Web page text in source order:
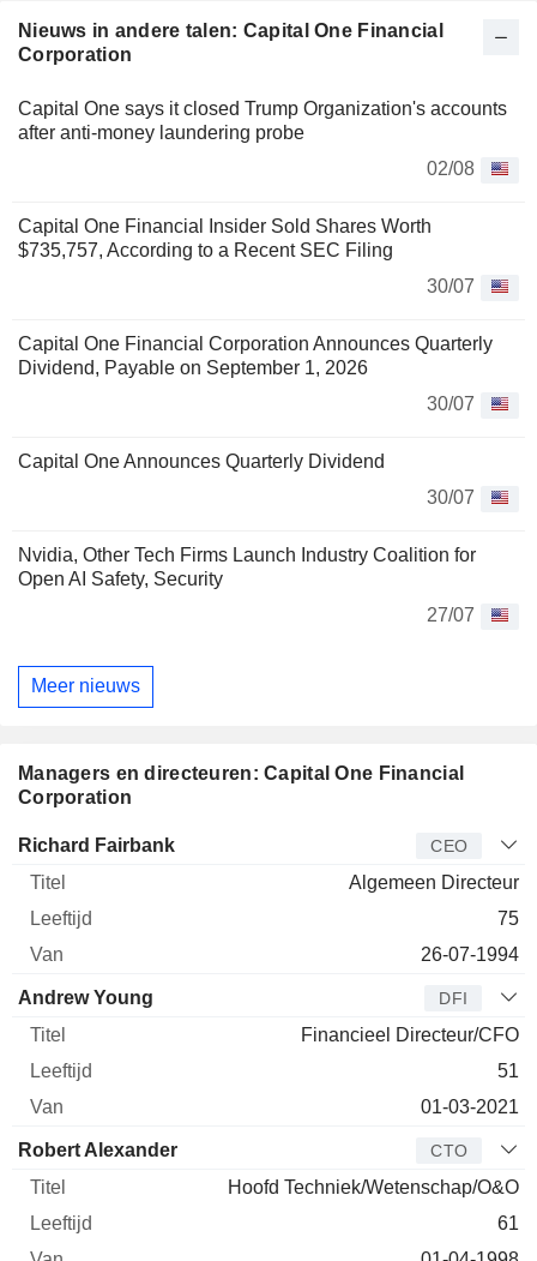
Nieuws in andere talen: Capital One Financial
Corporation
Capital One says it closed Trump Organization's accounts
after anti-money laundering probe
02/08
Capital One Financial Insider Sold Shares Worth
$735,757, According to a Recent SEC Filing
30/07
Capital One Financial Corporation Announces Quarterly
Dividend, Payable on September 1, 2026
30/07
Capital One Announces Quarterly Dividend
30/07
Nvidia, Other Tech Firms Launch Industry Coalition for
Open AI Safety, Security
27/07
Meer nieuws
Managers en directeuren: Capital One Financial
Corporation
Bedrijfsleider Titel
Richard Fairbank CEO
Algemeen Directeur
75
26-07-1994
Andrew Young DFI
Financieel Directeur/CFO
51
01-03-2021
Robert Alexander CTO
Hoofd Techniek/Wetenschap/O&O
61